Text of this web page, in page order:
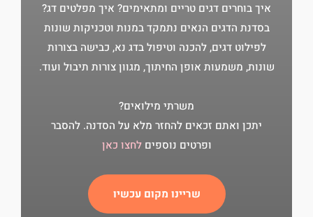
איך בוחרים דגים טריים ומתאימים? איך מפלטים דג?
בסדנת הדגים הנאים נתמקד במנות וטכניקות שונות
לפילוט דגים, להכנה וטיפול בדג נא, כבישה בצורות
שונות, משמעות אופן החיתוך, מגוון צורות תיבול ועוד.
משרתי מילואים?
יתכן ואתם זכאים להחזר מלא על הסדנה. להסבר
ופרטים נוספיםלחצו כאן
שריינו מקום עכשיו